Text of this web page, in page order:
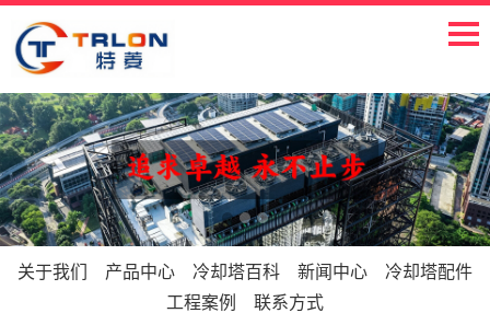
关于我们 产品中心 冷却塔百科 新闻中心
冷却塔配件
工程案例
联系方式